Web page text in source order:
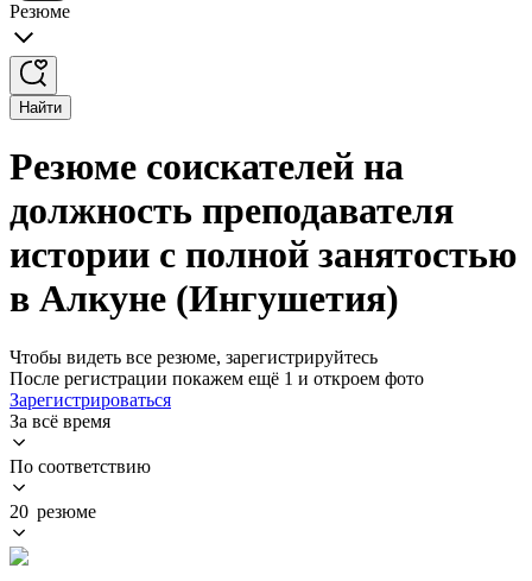
Резюме
Найти
Резюме соискателей на
должность преподавателя
истории с полной занятостью
в Алкуне (Ингушетия)
Чтобы видеть все резюме, зарегистрируйтесь
После регистрации покажем ещё 1 и откроем фото
Зарегистрироваться
За всё время
По соответствию
20 резюме